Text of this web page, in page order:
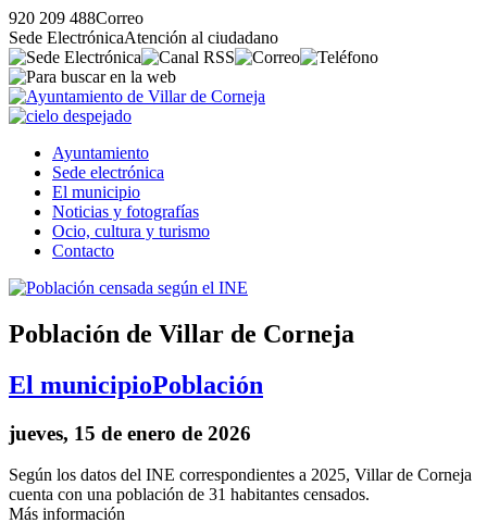
920 209 488Correo
Sede ElectrónicaAtención al ciudadano
Ayuntamiento
Sede electrónica
El municipio
Noticias y fotografías
Ocio, cultura y turismo
Contacto
Población de Villar de Corneja
El municipioPoblación
jueves, 15 de enero de 2026
Según los datos del INE correspondientes a 2025, Villar de Corneja
cuenta con una población de 31 habitantes censados.
Más información